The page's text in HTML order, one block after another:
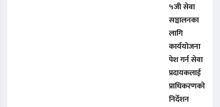
५जी सेवा
सञ्चालनका
लागि
कार्ययोजना
पेश गर्न सेवा
प्रदायकलाई
प्राधिकरणको
निर्देशन